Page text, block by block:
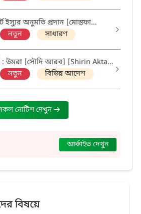
ইস্যুর অনুমতি প্রদান [মোস্তফা
উপ-প্রেস সচিব] - ৭১৫,
নতুন সাধারণ
: উমরা [সৌদি আরব] [Shirin Aktar,
৭১১, তারিখ : ০১/০৮/২০২৬
নতুন বিভিন্ন আদেশ
নোটিশ দেখুন
আর্কাইভ দেখুন
বিষয়ে